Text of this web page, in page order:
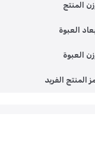
المنتج
العبوة
العبوة
المنتج الفريد